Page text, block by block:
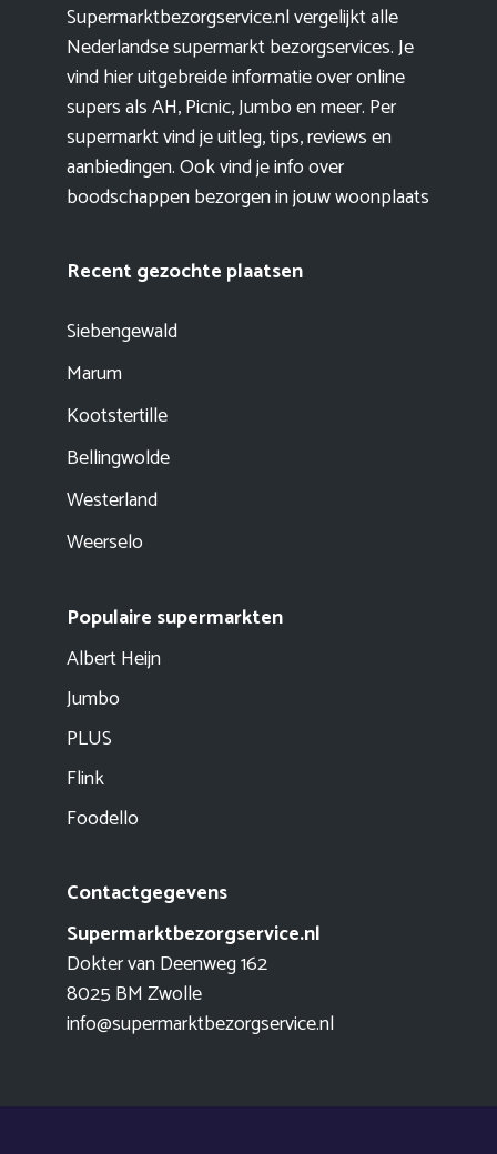
Supermarktbezorgservice.nl vergelijkt alle
Nederlandse supermarkt bezorgservices. Je
vind hier uitgebreide informatie over online
supers als AH, Picnic, Jumbo en meer. Per
supermarkt vind je uitleg, tips, reviews en
aanbiedingen. Ook vind je info over
boodschappen bezorgen in jouw woonplaats
Recent gezochte plaatsen
Siebengewald
Marum
Kootstertille
Bellingwolde
Westerland
Weerselo
Populaire supermarkten
Albert Heijn
Jumbo
PLUS
Flink
Foodello
Contactgegevens
Supermarktbezorgservice.nl
Dokter van Deenweg 162
8025 BM Zwolle
info@supermarktbezorgservice.nl